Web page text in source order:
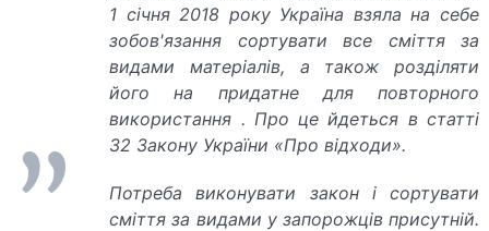
1 січня 2018 року Україна взяла на себе
зобов'язання сортувати все сміття за
видами матеріалів, а також розділяти
його на придатне для повторного
використання . Про це йдеться в статті
32 Закону України «Про відходи».
Потреба виконувати закон і сортувати
сміття за видами у запорожців присутній.